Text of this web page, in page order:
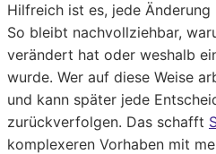
Hilfreich ist es, jede
So bleibt nachvollziehbar,
verändert hat oder weshalb
wurde. Wer auf diese Weise
und kann später jede
zurückverfolgen. Das schafft
komplexeren Vorhaben mit